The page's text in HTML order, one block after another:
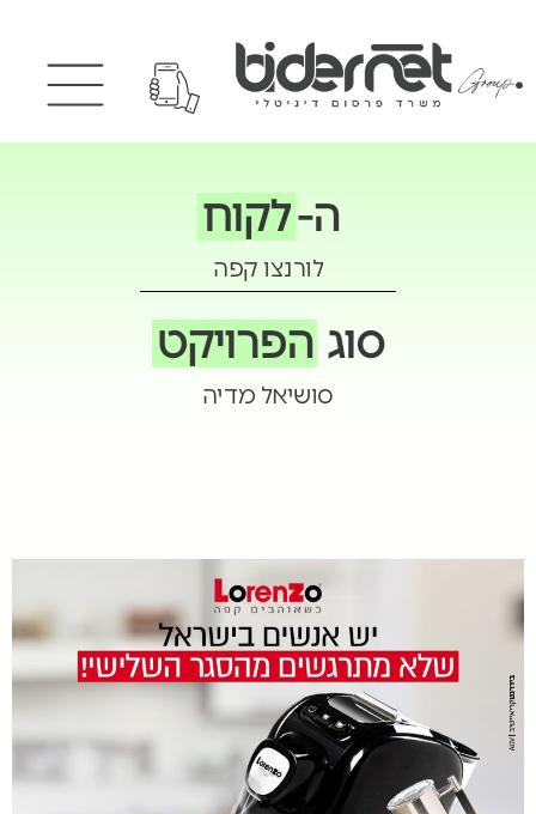
ה-לקוח
לורנצו קפה
סוג הפרויקט
סושיאל מדיה